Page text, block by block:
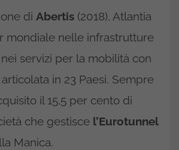
di Abertis (2018), Atlantia
mondiale nelle infrastrutture
servizi per la mobilità con
in 23 Paesi. Sempre
il 15,5 per cento di
che gestisce l’Eurotunnel
Manica.